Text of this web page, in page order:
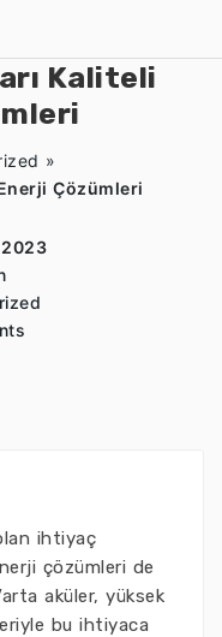
Kaliteli
»
Çözümleri
2023
ihtiyaç
çözümleri de
aküler, yüksek
bu ihtiyaca